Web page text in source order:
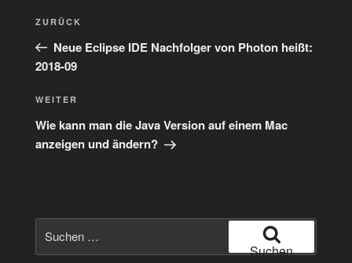
Beitragsnavigation
Vorheriger
Beitrag
ZURÜCK
Neue Eclipse IDE Nachfolger von Photon heißt:
2018-09
Nächster
Beitrag
WEITER
Wie kann man die Java Version auf einem Mac
anzeigen und ändern?
nach:
Suchen